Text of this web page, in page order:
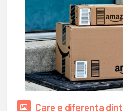
Care e diferenta